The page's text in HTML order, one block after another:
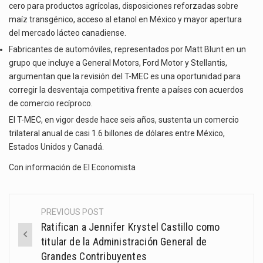
cero para productos agrícolas, disposiciones reforzadas sobre
maíz transgénico, acceso al etanol en México y mayor apertura
del mercado lácteo canadiense.
Fabricantes de automóviles, representados por Matt Blunt en un
grupo que incluye a General Motors, Ford Motor y Stellantis,
argumentan que la revisión del T-MEC es una oportunidad para
corregir la desventaja competitiva frente a países con acuerdos
de comercio recíproco.
El T-MEC, en vigor desde hace seis años, sustenta un comercio
trilateral anual de casi 1.6 billones de dólares entre México,
Estados Unidos y Canadá.
Con información de El Economista
Post
navigation
PREVIOUS POST
Ratifican a Jennifer Krystel Castillo como
titular de la Administración General de
Grandes Contribuyentes